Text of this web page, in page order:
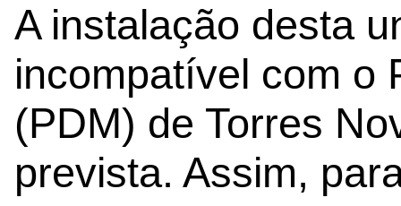
A instalação desta
incompatível com o
(PDM) de Torres
prevista. Assim,